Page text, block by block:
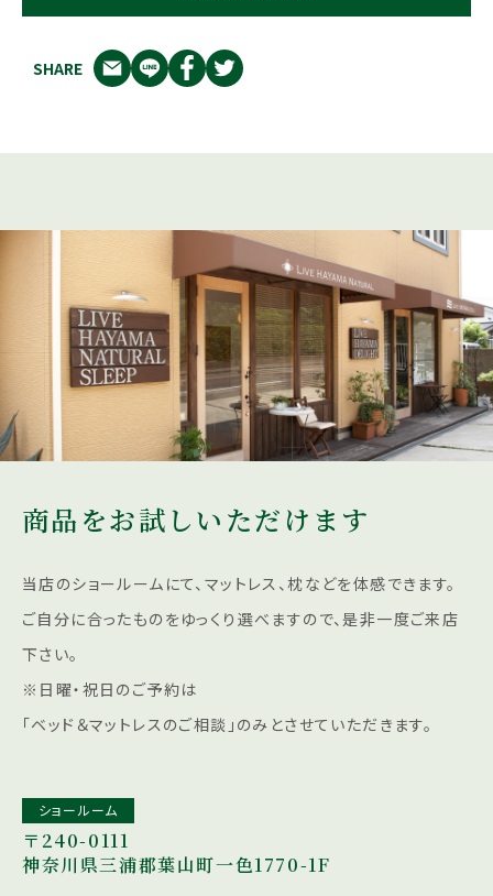
SHARE
商品をお試しいただけます
当店のショールームにて、マットレス、枕などを体感できます。
ご自分に合ったものをゆっくり選べますので、是非一度ご来店
下さい。
※日曜・祝日のご予約は
「ベッド＆マットレスのご相談」のみとさせていただきます。
ショールーム
〒240-0111
神奈川県三浦郡葉山町一色1770-1F